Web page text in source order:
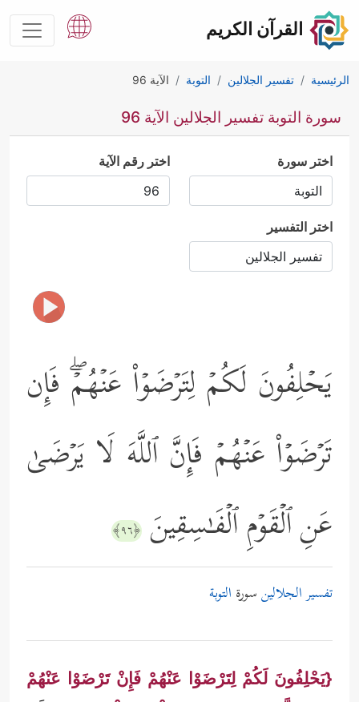
القرآن الكريم
الرئيسية تفسير الجلالين التوبة الآية 96
سورة التوبة تفسير الجلالين الآية 96
اختر سورة اختر رقم الآية
اختر التفسير
یَحۡلِفُونَ لَكُمۡ لِتَرۡضَوۡاْ عَنۡهُمۡۖ فَإِن
تَرۡضَوۡاْ عَنۡهُمۡ فَإِنَّ ٱللَّهَ لَا یَرۡضَىٰ
عَنِ ٱلۡقَوۡمِ ٱلۡفَـٰسِقِینَ ﴿٩٦﴾
تفسير الجلالينسورة التوبة
{يَحْلِفُونَ لَكُمْ لِتَرْضَوْا عَنْهُمْ فَإِنْ تَرْضَوْا عَنْهُمْ